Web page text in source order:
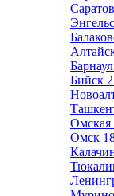
Саратов
Энгельс
Барнаул
Бийск
Омская
Омск